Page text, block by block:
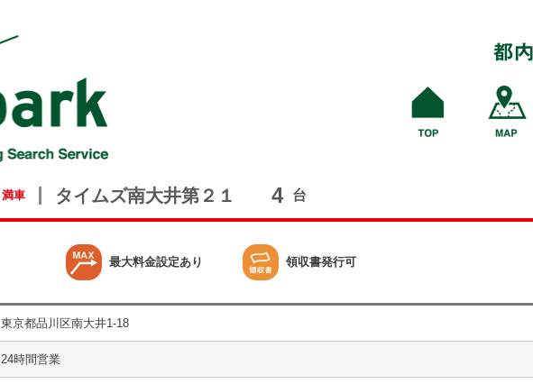
満車 タイムズ南大井第２１ 4 台
最大料金設定あり 領収書発行可
東京都品川区南大井1-18
24時間営業